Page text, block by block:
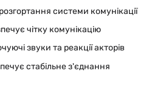
системи комунікації
чітку комунікацію
звуки та реакції акторів
стабільне з'єднання